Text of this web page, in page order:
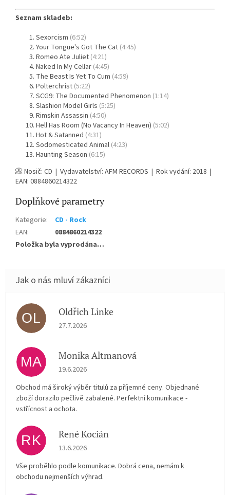
Seznam skladeb:
Sexorcism (6:52)
Your Tongue's Got The Cat (4:45)
Romeo Ate Juliet (4:21)
Naked In My Cellar (4:45)
The Beast Is Yet To Cum (4:59)
Polterchrist (5:22)
SCG9: The Documented Phenomenon (1:14)
Slashion Model Girls (5:25)
Rimskin Assassin (4:50)
Hell Has Room (No Vacancy In Heaven) (5:02)
Hot & Satanned (4:31)
Sodomesticated Animal (4:23)
Haunting Season (6:15)
📀 Nosič: CD | Vydavatelství: AFM RECORDS | Rok vydání: 2018 |
EAN: 0884860214322
Doplňkové parametry
Kategorie:
CD - Rock
EAN:
0884860214322
Položka byla vyprodána…
OL Oldřich Linke
Hodnocení obchodu je 5 z 5 hvězdiček.
27.7.2026
MA Monika Altmanová
Hodnocení obchodu je 5 z 5 hvězdiček.
19.6.2026
Obchod má široký výběr titulů za příjemné ceny. Objednané
zboží dorazilo pečlivě zabalené. Perfektní komunikace -
vstřícnost a ochota.
RK René Kocián
Hodnocení obchodu je 5 z 5 hvězdiček.
13.6.2026
Vše proběhlo podle komunikace. Dobrá cena, nemám k
obchodu nejmenších výhrad.